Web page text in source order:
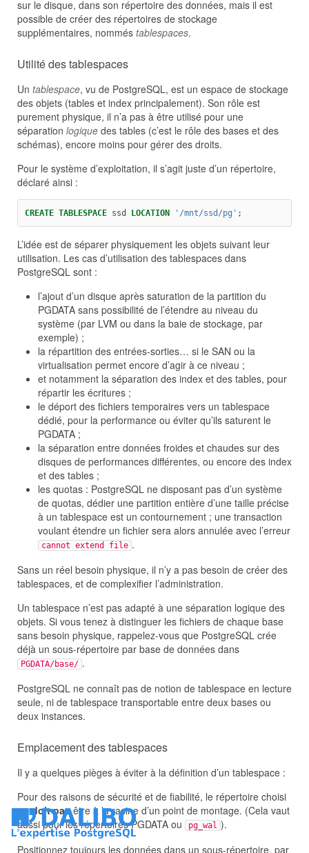
sur le disque, dans son répertoire des données, mais il est
possible de créer des répertoires de stockage
supplémentaires, nommés tablespaces.
Utilité des tablespaces
Un tablespace, vu de PostgreSQL, est un espace de stockage
des objets (tables et index principalement). Son rôle est
purement physique, il n’a pas à être utilisé pour une
séparation logique des tables (c’est le rôle des bases et des
schémas), encore moins pour gérer des droits.
Pour le système d’exploitation, il s’agit juste d’un répertoire,
déclaré ainsi :
CREATE TABLESPACE ssd LOCATION '/mnt/ssd/pg ' ;
L’idée est de séparer physiquement les objets suivant leur
utilisation. Les cas d’utilisation des tablespaces dans
PostgreSQL sont :
l’ajout d’un disque après saturation de la partition du
PGDATA sans possibilité de l’étendre au niveau du
système (par LVM ou dans la baie de stockage, par
exemple) ;
la répartition des entrées-sorties… si le SAN ou la
virtualisation permet encore d’agir à ce niveau ;
et notamment la séparation des index et des tables, pour
répartir les écritures ;
le déport des fichiers temporaires vers un tablespace
dédié, pour la performance ou éviter qu’ils saturent le
PGDATA ;
la séparation entre données froides et chaudes sur des
disques de performances différentes, ou encore des index
et des tables ;
les quotas : PostgreSQL ne disposant pas d’un système
de quotas, dédier une partition entière d’une taille précise
à un tablespace est un contournement ; une transaction
voulant étendre un fichier sera alors annulée avec l’erreur
cannot extend file .
Sans un réel besoin physique, il n’y a pas besoin de créer des
tablespaces, et de complexifier l’administration.
Un tablespace n’est pas adapté à une séparation logique des
objets. Si vous tenez à distinguer les fichiers de chaque base
sans besoin physique, rappelez-vous que PostgreSQL crée
déjà un sous-répertoire par base de données dans
PGDATA/base/ .
PostgreSQL ne connaît pas de notion de tablespace en lecture
seule, ni de tablespace transportable entre deux bases ou
deux instances.
Emplacement des tablespaces
Il y a quelques pièges à éviter à la définition d’un tablespace :
Pour des raisons de sécurité et de fiabilité, le répertoire choisi
ne doit pasêtre à la racine d’un point de montage. (Cela vaut
aussi pour les répertoires PGDATA ou
pg_wal ).
Positionnez toujours les données dans un sous-répertoire, par